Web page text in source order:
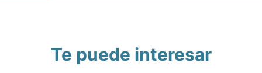
Te puede interesar